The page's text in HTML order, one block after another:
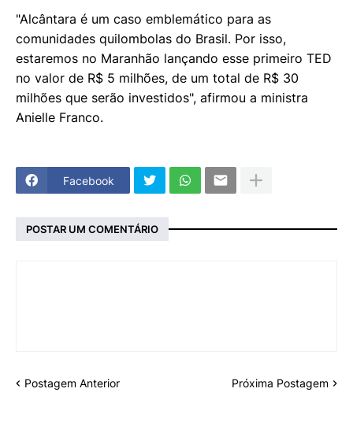
"Alcântara é um caso emblemático para as
comunidades quilombolas do Brasil. Por isso,
estaremos no Maranhão lançando esse primeiro TED
no valor de R$ 5 milhões, de um total de R$ 30
milhões que serão investidos", afirmou a ministra
Anielle Franco.
Facebook
POSTAR UM COMENTÁRIO
Postagem Anterior Próxima Postagem